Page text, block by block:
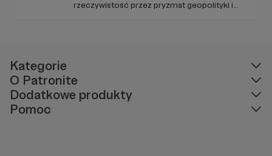
się nie zamknie! Nigdy!Wasze wsparcie pozwoli
rzeczywistość przez pryzmat geopolityki i
Kategorie
O Patronite
Dodatkowe produkty
Pomoc